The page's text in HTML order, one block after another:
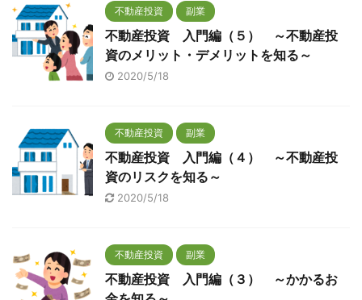
不動産投資 副業
不動産投資 入門編（５） ～不動産投
資のメリット・デメリットを知る～
2020/5/18
不動産投資 副業
不動産投資 入門編（４） ～不動産投
資のリスクを知る～
2020/5/18
不動産投資 副業
不動産投資 入門編（３） ～かかるお